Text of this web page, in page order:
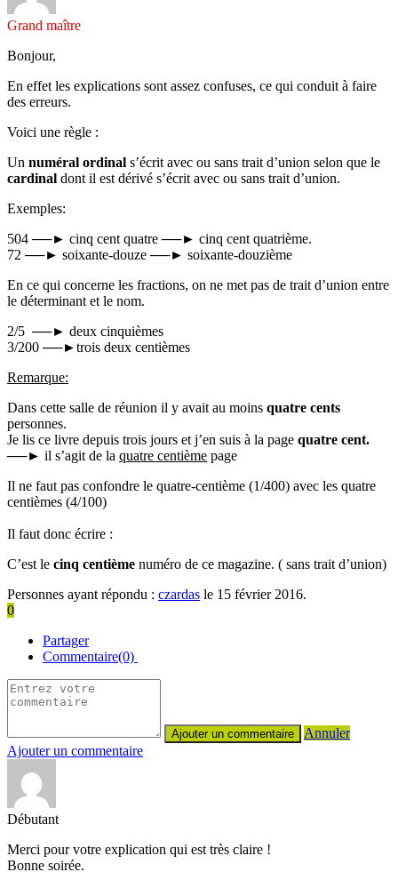
Grand maître
Bonjour,
En effet les explications sont assez confuses, ce qui conduit à faire
des erreurs.
Voici une règle :
Un numéral ordinal s’écrit avec ou sans trait d’union selon que le
cardinal dont il est dérivé s’écrit avec ou sans trait d’union.
Exemples:
504 ──► cinq cent quatre ──► cinq cent quatrième.
72 ──► soixante-douze ──► soixante-douzième
En ce qui concerne les fractions, on ne met pas de trait d’union entre
le déterminant et le nom.
2/5 ──► deux cinquièmes
3/200 ──►trois deux centièmes
Remarque:
Dans cette salle de réunion il y avait au moins quatre cents
personnes.
Je lis ce livre depuis trois jours et j’en suis à la page quatre cent.
──► il s’agit de la quatre centième page
Il ne faut pas confondre le quatre-centième (1/400) avec les quatre
centièmes (4/100)
Il faut donc écrire :
C’est le cinq centième numéro de ce magazine. ( sans trait d’union)
Personnes ayant répondu : czardas le 15 février 2016.
0
Partager
Commentaire(0)
Annuler
Ajouter un commentaire
Débutant
Merci pour votre explication qui est très claire !
Bonne soirée.